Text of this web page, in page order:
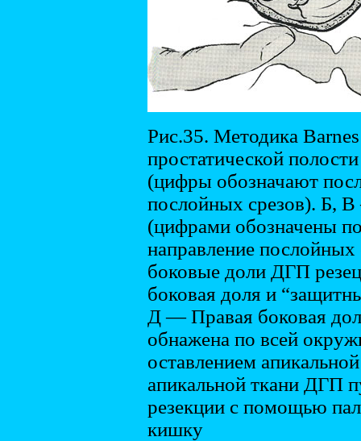
Рис.35. Методика
простатической
(цифры обозначают
послойных срезов). Б,
(цифрами обозначены
направление
боковые доли ДГП
боковая доля и
Д — Правая боковая
обнажена по всей
оставлением
апикальной ткани ДГП
резекции с помощью
кишку